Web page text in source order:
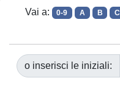
Vai a: 0-9 A B C
o inserisci le iniziali: